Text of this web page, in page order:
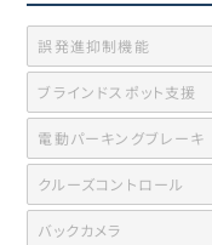
誤発進抑制機能
ブラインドスポット支援
電動パーキングブレーキ
クルーズコントロール
バックカメラ